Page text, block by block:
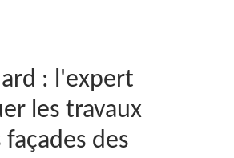
: l'expert
les travaux
des